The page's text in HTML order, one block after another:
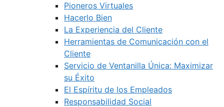
Pioneros Virtuales
Hacerlo Bien
La Experiencia del Cliente
Herramientas de Comunicación con el
Cliente
Servicio de Ventanilla Única: Maximizar
su Éxito
El Espíritu de los Empleados
Responsabilidad Social